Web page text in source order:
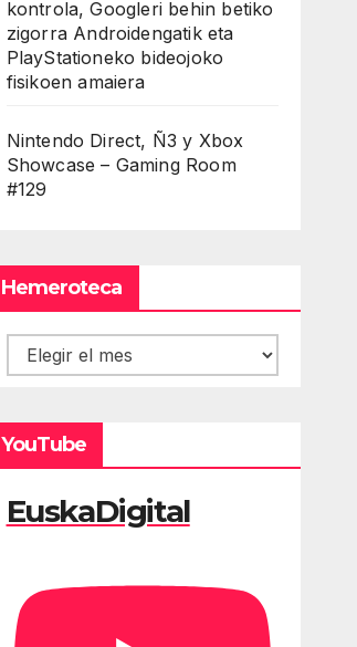
kontrola, Googleri behin betiko
zigorra Androidengatik eta
PlayStationeko bideojoko
fisikoen amaiera
Nintendo Direct, Ñ3 y Xbox
Showcase – Gaming Room
#129
Hemeroteca
Hemeroteca
YouTube
EuskaDigital